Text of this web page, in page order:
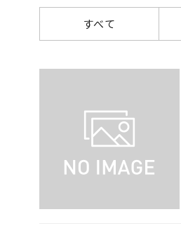
すべて